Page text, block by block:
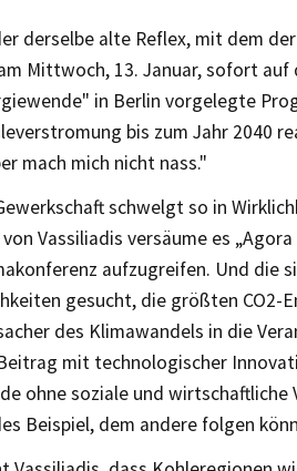
derselbe alte Reflex, mit dem
Mittwoch, 13. Januar, sofort
in Berlin vorgelegte
bis zum Jahr 2040
mach mich nicht nass."
schwelgt so in
Vassiliadis versäume es
aufzugreifen. Und die
gesucht, die größten
des Klimawandels in die
mit technologischer
ohne soziale und
Beispiel, dem andere folgen